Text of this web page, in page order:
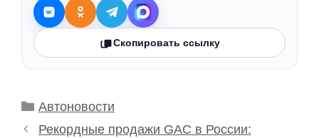
Скопировать ссылку
Рубрики
Автоновости
Рекордные продажи GAC в России: